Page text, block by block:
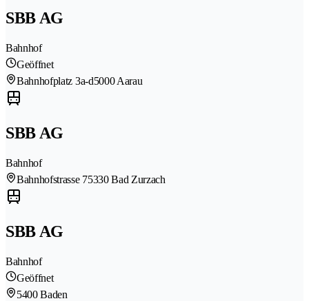
SBB AG
Bahnhof
Geöffnet
Bahnhofplatz 3a-d5000 Aarau
SBB AG
Bahnhof
Bahnhofstrasse 75330 Bad Zurzach
SBB AG
Bahnhof
Geöffnet
5400 Baden